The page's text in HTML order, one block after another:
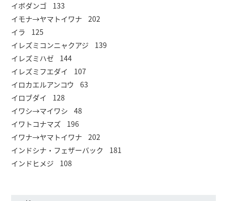
イボダンゴ 133
イモナ→ヤマトイワナ 202
イラ 125
イレズミコンニャクアジ 139
イレズミハゼ 144
イレズミフエダイ 107
イロカエルアンコウ 63
イロブダイ 128
イワシ→マイワシ 48
イワトコナマズ 196
イワナ→ヤマトイワナ 202
インドシナ・フェザーバック 181
インドヒメジ 108